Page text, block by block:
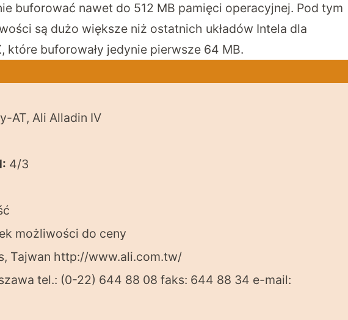
buforować nawet do 512 MB pamięci operacyjnej. Pod tym
są dużo większe niż ostatnich układów Intela dla
które buforowały jedynie pierwsze 64 MB.
AT, Ali Alladin IV
4/3
możliwości do ceny
Tajwan http://www.ali.com.tw/
tel.: (0-22) 644 88 08 faks: 644 88 34 e-mail: